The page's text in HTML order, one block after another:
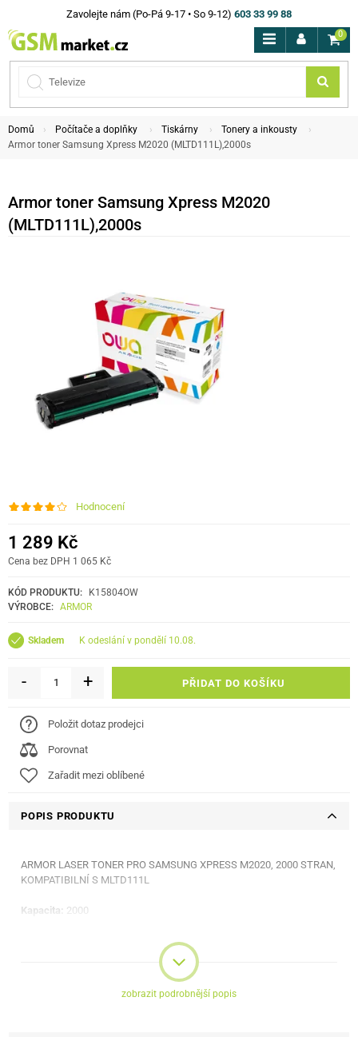
Zavolejte nám (Po-Pá 9-17 • So 9-12) 603 33 99 88
0
Domů Počítače a doplňky Tiskárny
Tonery a inkousty
Armor toner Samsung Xpress M2020 (MLTD111L),2000s
Armor toner Samsung Xpress M2020
(MLTD111L),2000s
Hodnocení
1 289 Kč
Cena bez DPH 1 065 Kč
KÓD PRODUKTU:
K15804OW
VÝROBCE: ARMOR
Skladem k odeslání v pondělí 10.08.
- + PŘIDAT DO KOŠÍKU
Položit dotaz prodejci
Porovnat
Zařadit mezi oblíbené
POPIS PRODUKTU
ARMOR LASER TONER PRO SAMSUNG XPRESS M2020, 2000 STRAN,
KOMPATIBILNÍ S MLTD111L
Kapacita: 2000
Zboží je kompatibilní s těmito výrobky:
zobrazit podrobnější popis